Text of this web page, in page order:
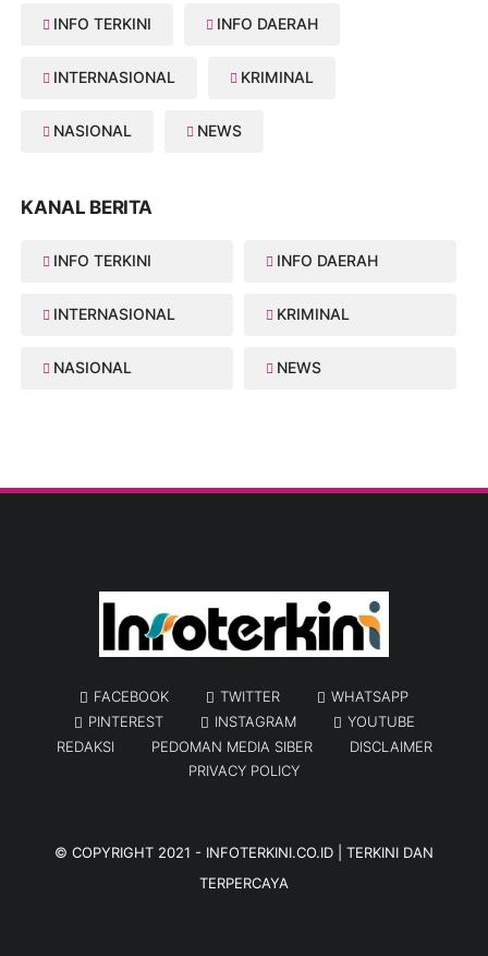
INFO TERKINI INFO DAERAH
INTERNASIONAL KRIMINAL
NASIONAL NEWS
KANAL BERITA
INFO TERKINI INFO DAERAH
INTERNASIONAL KRIMINAL
NASIONAL NEWS
FACEBOOK TWITTER
WHATSAPP
PINTEREST
INSTAGRAM
YOUTUBE
REDAKSI
PEDOMAN MEDIA SIBER
DISCLAIMER
PRIVACY POLICY
© COPYRIGHT 2021 - INFOTERKINI.CO.ID | TERKINI DAN
TERPERCAYA